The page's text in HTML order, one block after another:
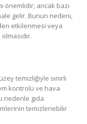
önemlidir; ancak bazı
gelir. Bunun nedeni,
etkilenmesi veya
temizliğiyle sınırlı
kontrolü ve hava
nedenle gıda
temizlenebilir